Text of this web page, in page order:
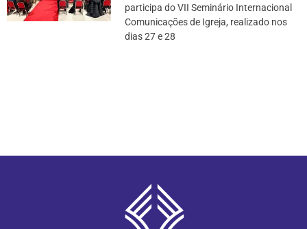
participa do VII Seminário Internacional
Comunicações de Igreja, realizado nos
dias 27 e 28